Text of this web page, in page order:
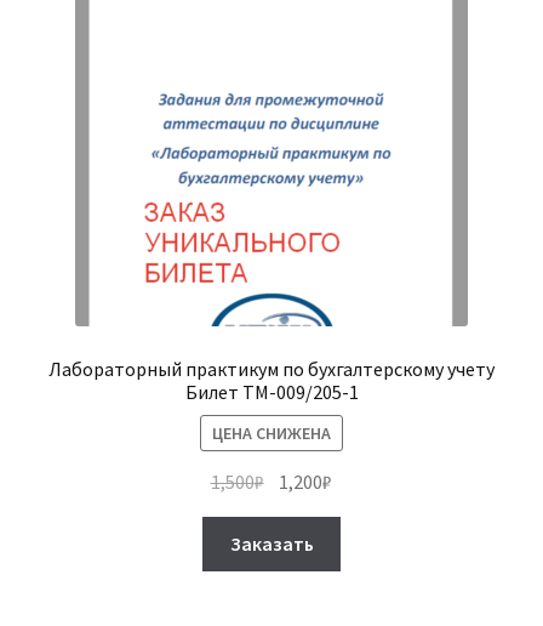
Лабораторный практикум по бухгалтерскому учету
Билет ТМ-009/205-1
ЦЕНА СНИЖЕНА
1,500₽ Первоначальная
цена
составляла
1,500₽.
1,200₽
цена:
Заказать